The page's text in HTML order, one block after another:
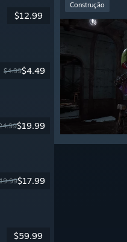
$12.99
$4.99$4.49
$19.99
$17.99
$59.99
Construção